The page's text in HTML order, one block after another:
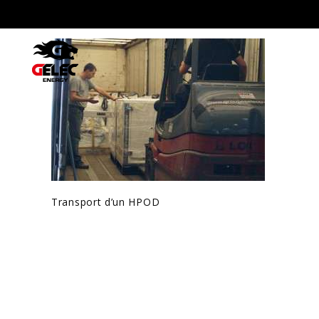
Transport d’un HPOD